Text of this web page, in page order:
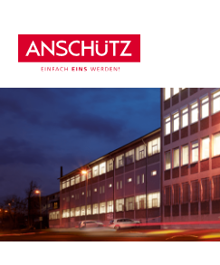
Inhalt
springen